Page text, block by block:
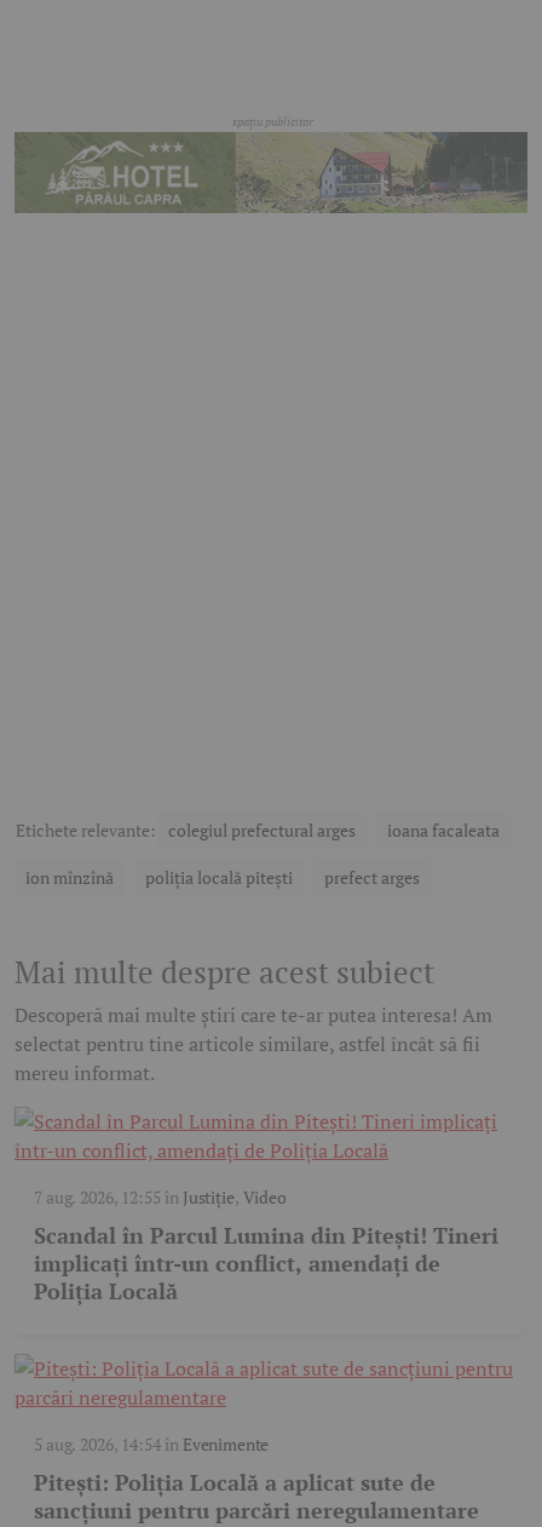
Etichete relevante: colegiul prefectural arges ioana facaleata
ion mînzînă poliția locală pitești prefect arges
Mai multe despre acest subiect
Descoperă mai multe știri care te-ar putea interesa! Am
selectat pentru tine articole similare, astfel încât să fii
mereu informat.
7 aug. 2026, 12:55 în Justiție, Video
Scandal în Parcul Lumina din Pitești! Tineri
implicați într-un conflict, amendați de
Poliția Locală
5 aug. 2026, 14:54în Evenimente
Pitești: Poliția Locală a aplicat sute de
sancțiuni pentru parcări neregulamentare